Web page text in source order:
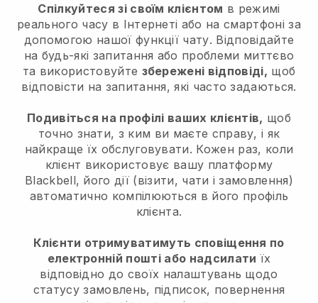
Спілкуйтеся зі своїм клієнтом в режимі
реального часу в Інтернеті або на смартфоні за
допомогою нашої функції чату. Відповідайте
на будь-які запитання або проблеми миттєво
та використовуйте збережені відповіді, щоб
відповісти на запитання, які часто задаються.
Подивіться на профілі ваших клієнтів, щоб
точно знати, з ким ви маєте справу, і як
найкраще їх обслуговувати. Кожен раз, коли
клієнт використовує вашу платформу
Blackbell, його дії (візити, чати і замовлення)
автоматично компілюються в його профіль
клієнта.
Клієнти отримуватимуть сповіщення по
електронній пошті або надсилати їх
відповідно до своїх налаштувань щодо
статусу замовлень, підписок, повернення